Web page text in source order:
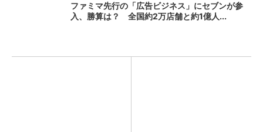
ファミマ先行の「広告ビジネス」にセブンが参
入、勝算は？ 全国約2万店舗と約1億人...